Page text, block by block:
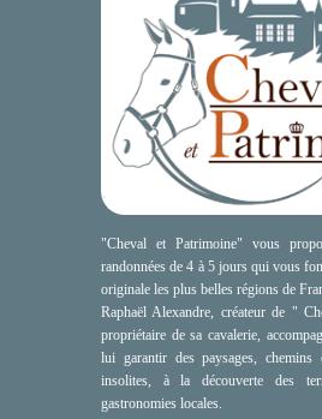
"Cheval et Patrimoine" vous
randonnées de 4 à 5 jours qui vous
originale les plus belles régions de
Raphaël Alexandre, créateur de "
propriétaire de sa cavalerie,
lui garantir des paysages,
insolites, à la découverte des
gastronomies locales.